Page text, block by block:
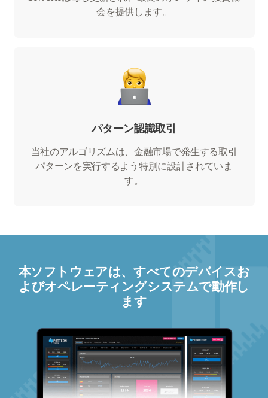
会を提供します。
パターン認識取引
当社のアルゴリズムは、金融市場で発生する取引
パターンを実行するよう特別に設計されていま
す。
本ソフトウェアは、すべてのデバイスお
よびオペレーティングシステムで動作し
ます